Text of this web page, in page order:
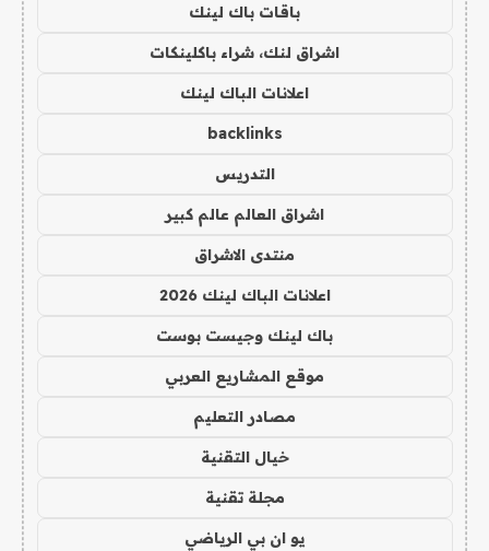
باقات باك لينك
اشراق لنك، شراء باكلينكات
اعلانات الباك لينك
backlinks
التدريس
اشراق العالم عالم كبير
منتدى الاشراق
اعلانات الباك لينك 2026
باك لينك وجيست بوست
موقع المشاريع العربي
مصادر التعليم
خيال التقنية
مجلة تقنية
يو ان بي الرياضي